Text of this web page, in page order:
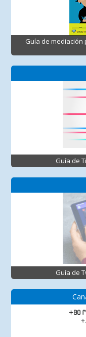
Guía de
Guía de
Guía de